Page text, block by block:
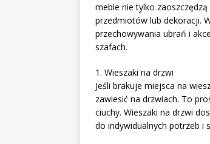
meble nie tylko
przedmiotów lub dekoracji.
przechowywania ubrań i
szafach.
1. Wieszaki na drzwi
Jeśli brakuje miejsca na
zawiesić na drzwiach. To
ciuchy. Wieszaki na drzwi
do indywidualnych potrzeb i